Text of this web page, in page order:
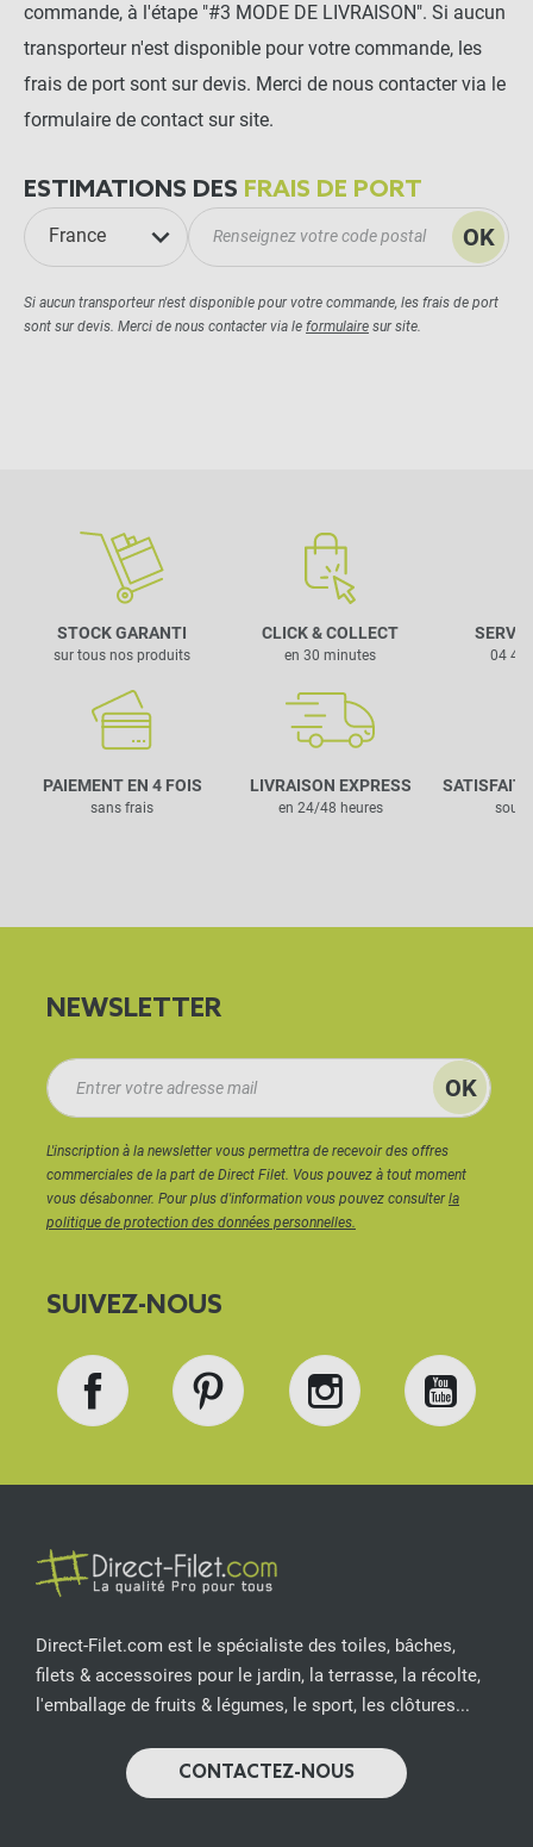
commande, à l'étape "#3 MODE DE LIVRAISON". Si aucun
transporteur n'est disponible pour votre commande, les
frais de port sont sur devis. Merci de nous contacter via le
formulaire de contact sur site.
ESTIMATIONS DES FRAIS DE PORT
France OK
Si aucun transporteur n'est disponible pour votre commande, les frais de port
sont sur devis. Merci de nous contacter via le formulaire sur site.
STOCK GARANTI
sur tous nos produits
CLICK & COLLECT
en 30 minutes
PAIEMENT EN 4 FOIS
sans frais
LIVRAISON EXPRESS
en 24/48 heures
04 42
SATISFAIT
sous
NEWSLETTER
L'inscription à la newsletter vous permettra de recevoir des offres
commerciales de la part de Direct Filet. Vous pouvez à tout moment
vous désabonner. Pour plus d'information vous pouvez consulterla
politique de protection des données personnelles.
SUIVEZ-NOUS
Direct-Filet.com est le spécialiste des toiles, bâches,
filets & accessoires pour le jardin, la terrasse, la récolte,
l'emballage de fruits & légumes, le sport, les clôtures...
CONTACTEZ-NOUS